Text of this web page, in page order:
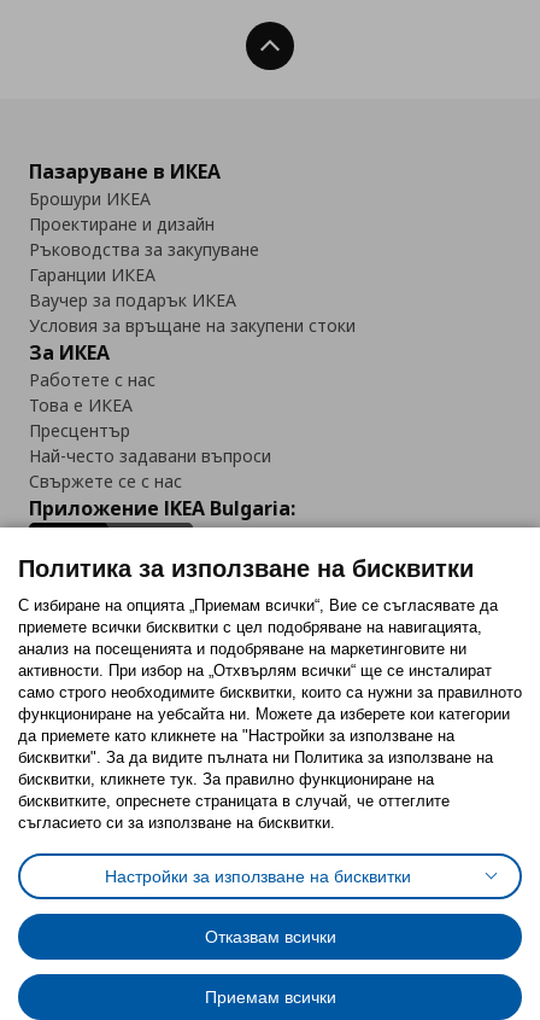
Нагоре
Пазаруване в ИКЕА
Брошури ИКЕА
Проектиране и дизайн
Ръководства за закупуване
Гаранции ИКЕА
Ваучер за подарък ИКЕА
Условия за връщане на закупени стоки
За ИКЕА
Работете с нас
Това е ИКЕА
Пресцентър
Най-често задавани въпроси
Свържете се с нас
Приложение IKEA Bulgaria:
Последвайте ни:
FacebookTwitterYoutubePinterestInstagram
Политика за използване на бисквитки (Cookies)
Избор на настройки за използване на бисквитки
Условия за ползване на ikea.bgОбща политика за личните данни
Политика за защита на личните данни на ikea.bg
Общи условия на програма IKEA Family
Политика за защита на лични данни на програма IKEA Family
Политика за използване на бисквитки
С избиране на опцията „Приемам всички“, Вие се съгласявате да
приемете всички бисквитки с цел подобряване на навигацията,
анализ на посещенията и подобряване на маркетинговите ни
активности. При избор на „Отхвърлям всички“ ще се инсталират
само строго необходимитe бисквитки, които са нужни за правилното
функциониране на уебсайта ни. Можете да изберете кои категории
да приемете като кликнете на "Настройки за използване на
бисквитки". За да видите пълната ни Политика за използване на
бисквитки, кликнете тук. За правилно функциониране на
бисквитките, опреснете страницата в случай, че оттеглите
съгласието си за използване на бисквитки.
Настройки за използване на бисквитки
Отказвам всички
Приемам всички